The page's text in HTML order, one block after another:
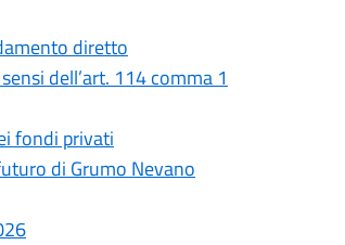
diretto
sensi dell’art. 114 comma 1
fondi privati
di Grumo Nevano